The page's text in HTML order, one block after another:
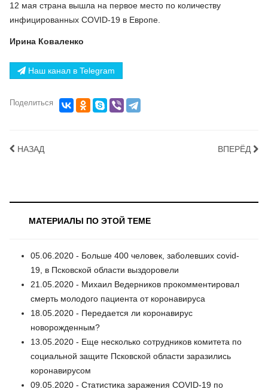
12 мая страна вышла на первое место по количеству
инфицированных COVID-19 в Европе.
Ирина Коваленко
Наш канал в Telegram
Поделиться
НАЗАД ВПЕРЁД
МАТЕРИАЛЫ ПО ЭТОЙ ТЕМЕ
05.06.2020 - Больше 400 человек, заболевших covid-
19, в Псковской области выздоровели
21.05.2020 - Михаил Ведерников прокомментировал
смерть молодого пациента от коронавируса
18.05.2020 - Передается ли коронавирус
новорожденным?
13.05.2020 - Еще несколько сотрудников комитета по
социальной защите Псковской области заразились
коронавирусом
09.05.2020 - Статистика заражения COVID-19 по